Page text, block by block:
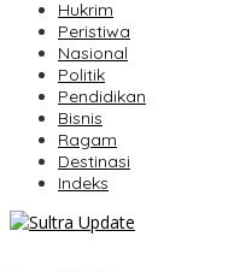
Hukrim
Peristiwa
Nasional
Politik
Pendidikan
Bisnis
Ragam
Destinasi
Indeks